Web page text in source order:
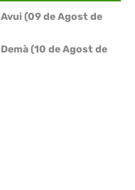
Avui (09 de Agost de
Demà (10 de Agost de